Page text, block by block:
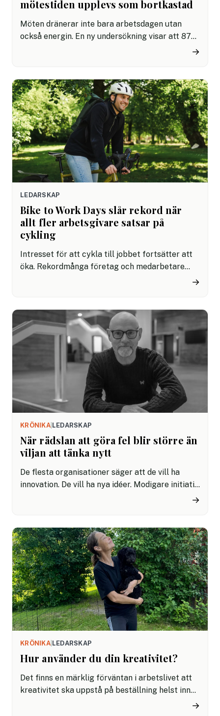
mötestiden upplevs som bortkastad
Möten dränerar inte bara arbetsdagen utan
också energin. En ny undersökning visar att 87
för arbetsgivarna.
→
LEDARSKAP
Bike to Work Days slår rekord när
allt fler arbetsgivare satsar på
cykling
Intresset för att cykla till jobbet fortsätter att
öka. Rekordmånga företag och medarbetare
→
KRÖNIKA| LEDARSKAP
När rädslan att göra fel blir större än
viljan att tänka nytt
De flesta organisationer säger att de vill ha
innovation. De vill ha nya idéer. Modigare initiativ.
→
KRÖNIKA| LEDARSKAP
Hur använder du din kreativitet?
Det finns en märklig förväntan i arbetslivet att
kreativitet ska uppstå på beställning helst innan
→